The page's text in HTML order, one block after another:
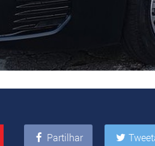
Partilhar